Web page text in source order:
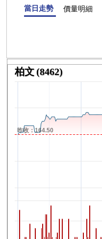
當日走勢 價量明細